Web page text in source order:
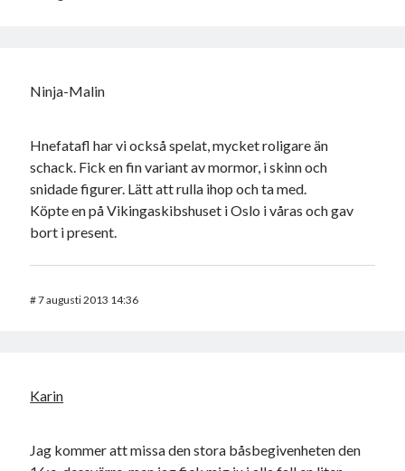
Ninja-Malin
Hnefatafl har vi också spelat, mycket roligare än
schack. Fick en fin variant av mormor, i skinn och
snidade figurer. Lätt att rulla ihop och ta med.
Köpte en på Vikingaskibshuset i Oslo i våras och gav
bort i present.
#7 augusti 2013 14:36
Karin
Jag kommer att missa den stora båsbegivenheten den